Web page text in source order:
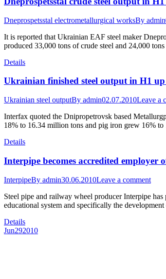
Dneprospetsstal electrometallurgical worksBy admin
It is reported that Ukrainian EAF steel maker
produced 33,000 tons of crude steel and 24,000
Details
Ukrainian finished steel output in H1
Ukrainian steel outputBy admin02.07.2010Leave a
Interfax quoted the Dnipropetrovsk based
18% to 16.34 million tons and pig iron grew 16%
Details
Interpipe becomes accredited employer
InterpipeBy admin30.06.2010Leave a comment
Steel pipe and railway wheel producer Interpipe
educational system and specifically the
Details
Jun292010